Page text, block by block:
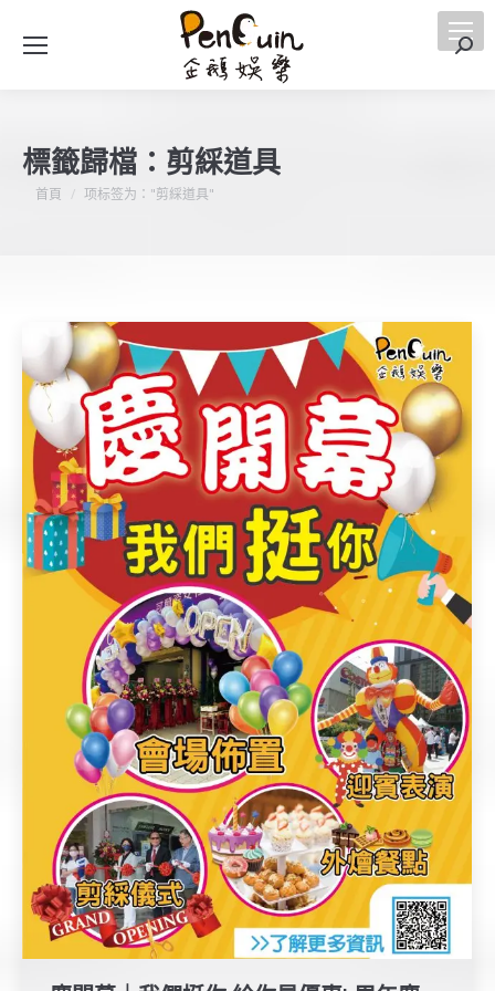
搜
標籤歸檔： 剪綵道具
您在這裡：
首頁 项标签为："剪綵道具"